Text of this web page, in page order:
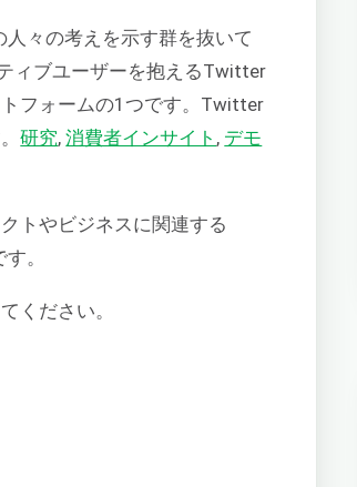
々の考えを示す群を抜いて
ィブユーザーを抱えるTwitter
フォームの1つです。Twitter
研究,消費者インサイト , デモ
トやビジネスに関連する
。
ください。